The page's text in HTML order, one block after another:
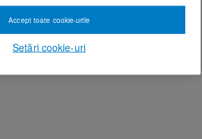
Setări cookie-uri
Accept toate cookie-urile